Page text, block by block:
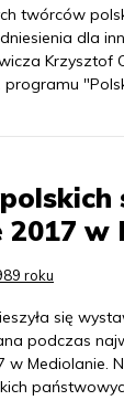
twórców
dla
Krzysztof
2017 w
roku
się
podczas
w Mediolanie.